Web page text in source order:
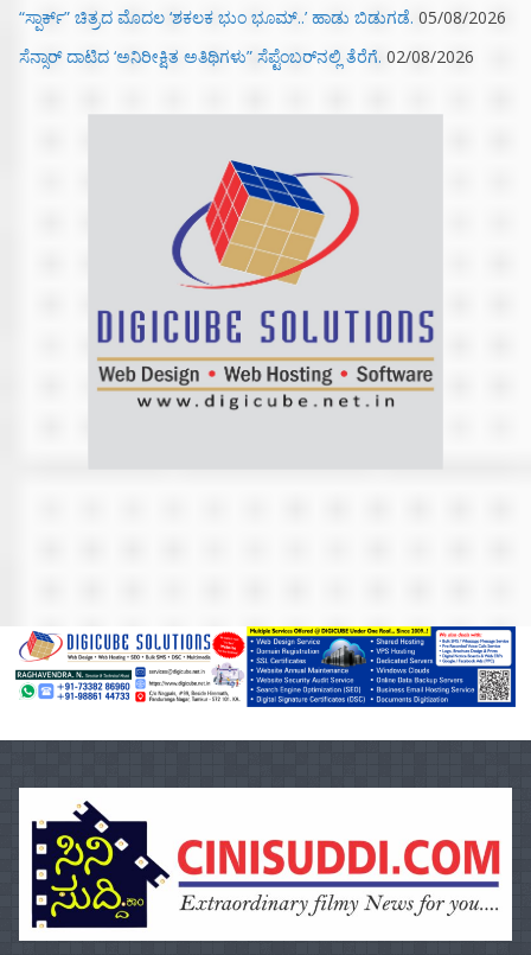
“ಸ್ಪಾರ್ಕ್” ಚಿತ್ರದ ಮೊದಲ‌ ‘ಶಕಲಕ ಭುಂ‌ ಭೂಮ್..’ ಹಾಡು ಬಿಡುಗಡೆ. 05/08/2026
ಸೆನ್ಸಾರ್ ದಾಟಿದ ‘ಅನಿರೀಕ್ಷಿತ ಅತಿಥಿಗಳು” ಸೆಪ್ಟೆಂಬರ್‌ನಲ್ಲಿ ತೆರೆಗೆ. 02/08/2026